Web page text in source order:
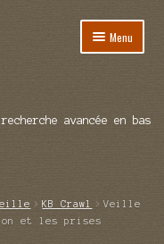
Menu
avancée en bas
KB Crawl
Veille
et les prises